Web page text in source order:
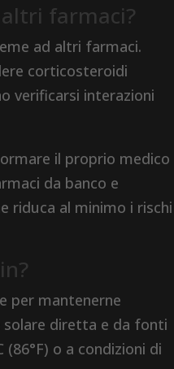
farmaci?
ad altri farmaci.
corticosteroidi
verificarsi interazioni
il proprio medico
da banco e
riduca al minimo i rischi
per mantenerne
solare diretta e da fonti
o a condizioni di